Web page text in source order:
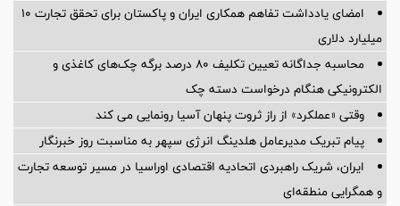
امضای یادداشت تفاهم همکاری ایران و پاکستان برای تحقق تجارت ۱۰
میلیارد دلاری
محاسبه جداگانه تعیین تکلیف 80 درصد برگه چک‌های کاغذی و
الکترونیکی هنگام درخواست دسته چک
وقتی «عملکرد» از راز ثروت پنهان آسیا رونمایی می کند
پیام تبریک مدیرعامل هلدینگ انرژی سپهر به مناسبت روز خبرنگار
ایران، شریک راهبردی اتحادیه اقتصادی اوراسیا در مسیر توسعه تجارت
و همگرایی منطقه‌ای